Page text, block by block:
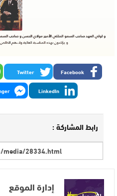
Facebook
Twitter
LinkedIn
رابط المشاركة :
إدارة الموقع